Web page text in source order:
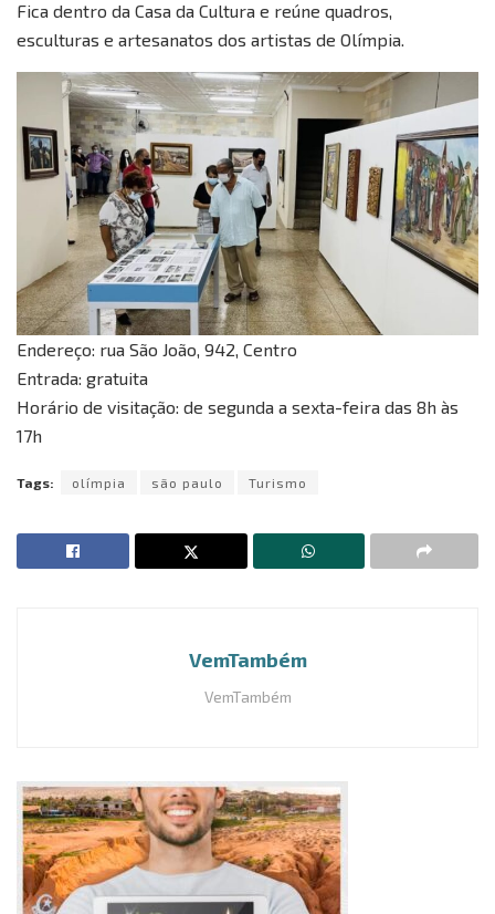
Fica dentro da Casa da Cultura e reúne quadros,
esculturas e artesanatos dos artistas de Olímpia.
Endereço: rua São João, 942, Centro
Entrada: gratuita
Horário de visitação: de segunda a sexta-feira das 8h às
17h
Tags: olímpia são paulo Turismo
VemTambém
VemTambém